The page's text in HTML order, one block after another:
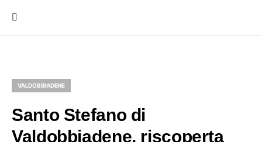
VALDOBBIADENE
Santo Stefano di
Valdobbiadene, riscoperta